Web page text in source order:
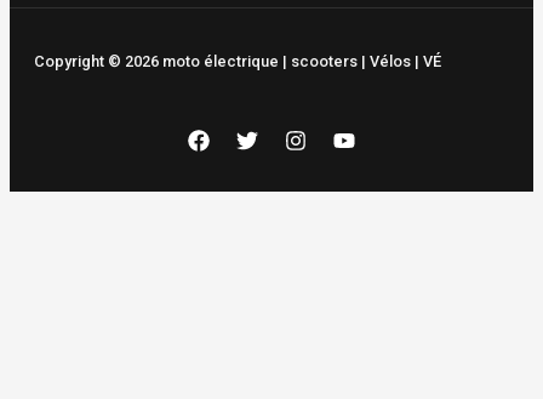
Copyright © 2026 moto électrique | scooters | Vélos | VÉ